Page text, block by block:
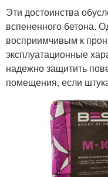
Эти достоинства
вспененного бетона.
восприимчивым к
эксплуатационные
надежно защитить
помещения, если